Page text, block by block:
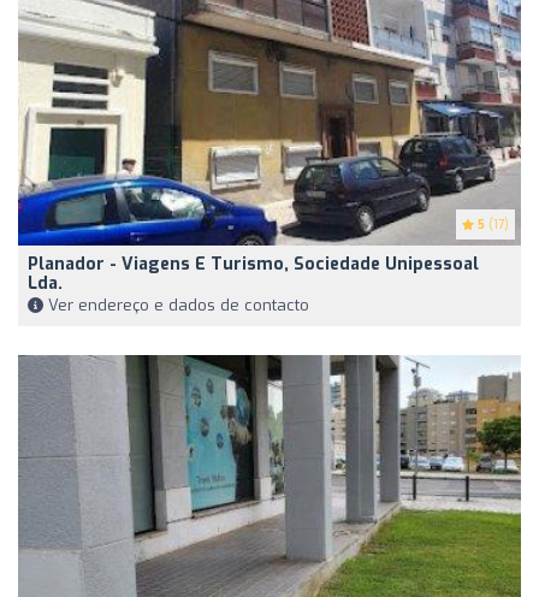
5 (17)
Planador - Viagens E Turismo, Sociedade Unipessoal
Lda.
Ver endereço e dados de contacto